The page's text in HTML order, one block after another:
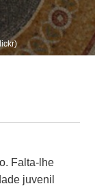
Falta-lhe
juvenil